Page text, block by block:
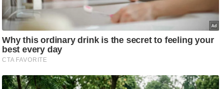
क
मा
तृ
भू
स्तं